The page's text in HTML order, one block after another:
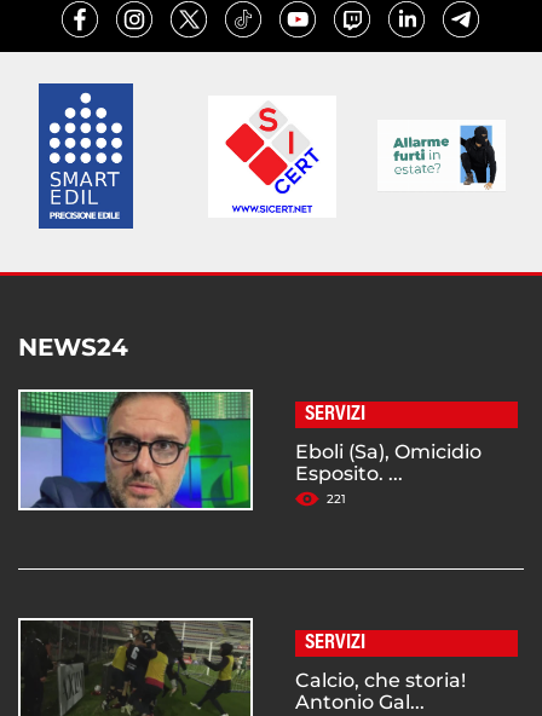
NEWS24
SERVIZI
Eboli (Sa), Omicidio
Esposito. ...
221
SERVIZI
Calcio, che storia!
Antonio Gal...